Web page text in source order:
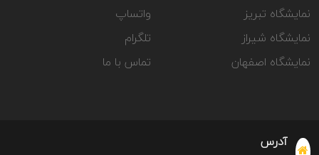
نمایشگاه تبریز
نمایشگاه شیراز
نمایشگاه اصفهان
واتساپ
تلگرام
تماس با ما
آدرس